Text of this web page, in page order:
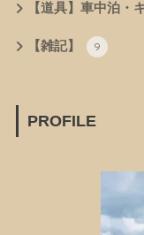
【道具】車中泊・
【雑記】 9
PROFILE